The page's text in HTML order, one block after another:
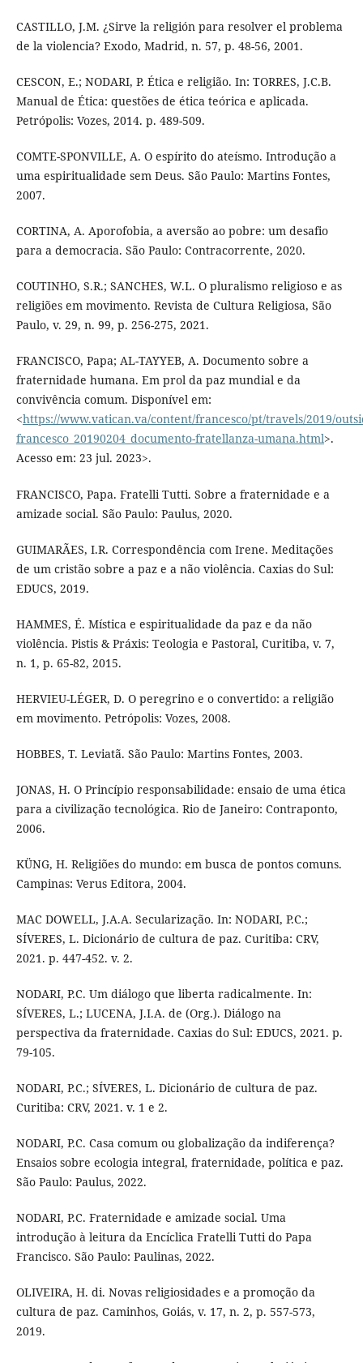
CASTILLO, J.M. ¿Sirve la religión para resolver el problema
de la violencia? Exodo, Madrid, n. 57, p. 48-56, 2001.
CESCON, E.; NODARI, P. Ética e religião. In: TORRES, J.C.B.
Manual de Ética: questões de ética teórica e aplicada.
Petrópolis: Vozes, 2014. p. 489-509.
COMTE-SPONVILLE, A. O espírito do ateísmo. Introdução a
uma espiritualidade sem Deus. São Paulo: Martins Fontes,
2007.
CORTINA, A. Aporofobia, a aversão ao pobre: um desafio
para a democracia. São Paulo: Contracorrente, 2020.
COUTINHO, S.R.; SANCHES, W.L. O pluralismo religioso e as
religiões em movimento. Revista de Cultura Religiosa, São
Paulo, v. 29, n. 99, p. 256-275, 2021.
FRANCISCO, Papa; AL-TAYYEB, A. Documento sobre a
fraternidade humana. Em prol da paz mundial e da
convivência comum. Disponível em:
<https://www.vatican.va/content/francesco/pt/travels/2019/
francesco_20190204_documento-fratellanza-umana.html>.
Acesso em: 23 jul. 2023>.
FRANCISCO, Papa. Fratelli Tutti. Sobre a fraternidade e a
amizade social. São Paulo: Paulus, 2020.
GUIMARÃES, I.R. Correspondência com Irene. Meditações
de um cristão sobre a paz e a não violência. Caxias do Sul:
EDUCS, 2019.
HAMMES, É. Mística e espiritualidade da paz e da não
violência. Pistis & Práxis: Teologia e Pastoral, Curitiba, v. 7,
n. 1, p. 65-82, 2015.
HERVIEU-LÉGER, D. O peregrino e o convertido: a religião
em movimento. Petrópolis: Vozes, 2008.
HOBBES, T. Leviatã. São Paulo: Martins Fontes, 2003.
JONAS, H. O Princípio responsabilidade: ensaio de uma ética
para a civilização tecnológica. Rio de Janeiro: Contraponto,
2006.
KÜNG, H. Religiões do mundo: em busca de pontos comuns.
Campinas: Verus Editora, 2004.
MAC DOWELL, J.A.A. Secularização. In: NODARI, P.C.;
SÍVERES, L. Dicionário de cultura de paz. Curitiba: CRV,
2021. p. 447-452. v. 2.
NODARI, P.C. Um diálogo que liberta radicalmente. In:
SÍVERES, L.; LUCENA, J.I.A. de (Org.). Diálogo na
perspectiva da fraternidade. Caxias do Sul: EDUCS, 2021. p.
79-105.
NODARI, P.C.; SÍVERES, L. Dicionário de cultura de paz.
Curitiba: CRV, 2021. v. 1 e 2.
NODARI, P.C. Casa comum ou globalização da indiferença?
Ensaios sobre ecologia integral, fraternidade, política e paz.
São Paulo: Paulus, 2022.
NODARI, P.C. Fraternidade e amizade social. Uma
introdução à leitura da Encíclica Fratelli Tutti do Papa
Francisco. São Paulo: Paulinas, 2022.
OLIVEIRA, H. di. Novas religiosidades e a promoção da
cultura de paz. Caminhos, Goiás, v. 17, n. 2, p. 557-573,
2019.